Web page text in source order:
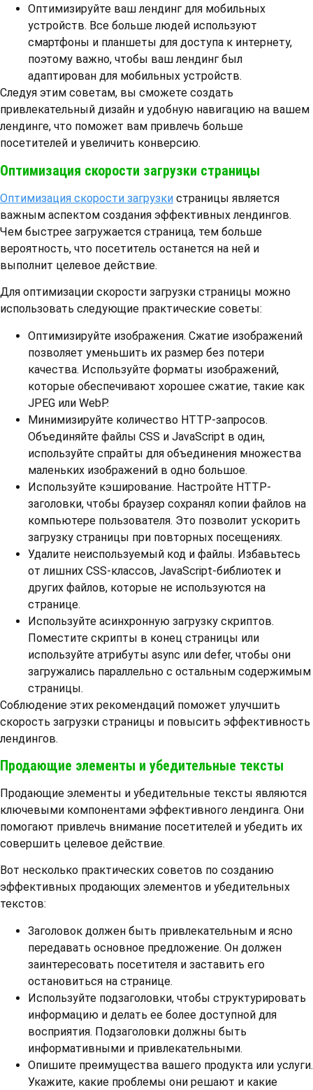
Оптимизируйте ваш лендинг для мобильных
устройств. Все больше людей используют
смартфоны и планшеты для доступа к интернету,
поэтому важно, чтобы ваш лендинг был
адаптирован для мобильных устройств.
Следуя этим советам, вы сможете создать
привлекательный дизайн и удобную навигацию на вашем
лендинге, что поможет вам привлечь больше
посетителей и увеличить конверсию.
Оптимизация скорости загрузки страницы
Оптимизация скорости загрузки страницы является
важным аспектом создания эффективных лендингов.
Чем быстрее загружается страница, тем больше
вероятность, что посетитель останется на ней и
выполнит целевое действие.
Для оптимизации скорости загрузки страницы можно
использовать следующие практические советы:
Оптимизируйте изображения. Сжатие изображений
позволяет уменьшить их размер без потери
качества. Используйте форматы изображений,
которые обеспечивают хорошее сжатие, такие как
JPEG или WebP.
Минимизируйте количество HTTP-запросов.
Объединяйте файлы CSS и JavaScript в один,
используйте спрайты для объединения множества
маленьких изображений в одно большое.
Используйте кэширование. Настройте HTTP-
заголовки, чтобы браузер сохранял копии файлов на
компьютере пользователя. Это позволит ускорить
загрузку страницы при повторных посещениях.
Удалите неиспользуемый код и файлы. Избавьтесь
от лишних CSS-классов, JavaScript-библиотек и
других файлов, которые не используются на
странице.
Используйте асинхронную загрузку скриптов.
Поместите скрипты в конец страницы или
используйте атрибуты async или defer, чтобы они
загружались параллельно с остальным содержимым
страницы.
Соблюдение этих рекомендаций поможет улучшить
скорость загрузки страницы и повысить эффективность
лендингов.
Продающие элементы и убедительные тексты
Продающие элементы и убедительные тексты являются
ключевыми компонентами эффективного лендинга. Они
помогают привлечь внимание посетителей и убедить их
совершить целевое действие.
Вот несколько практических советов по созданию
эффективных продающих элементов и убедительных
текстов:
Заголовок должен быть привлекательным и ясно
передавать основное предложение. Он должен
заинтересовать посетителя и заставить его
остановиться на странице.
Используйте подзаголовки, чтобы структурировать
информацию и делать ее более доступной для
восприятия. Подзаголовки должны быть
информативными и привлекательными.
Опишите преимущества вашего продукта или услуги.
Укажите, какие проблемы они решают и какие